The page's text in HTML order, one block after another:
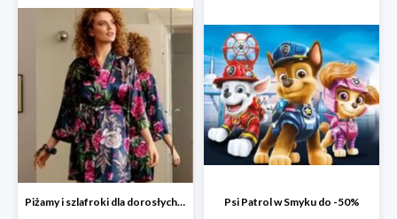
Piżamy i szlafroki dla dorosłych w Smyku do -30% Psi Patrol w Smyku do -50%